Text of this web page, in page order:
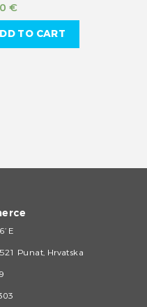
€
TO CART
E
Punat, Hrvatska